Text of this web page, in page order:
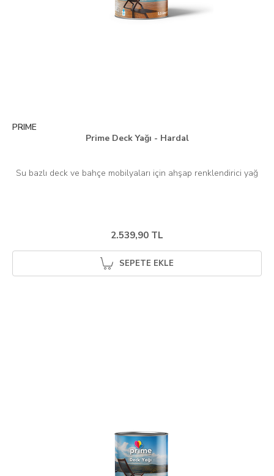
PRIME
Prime Deck Yağı - Hardal
Su bazlı deck ve bahçe mobilyaları için ahşap renklendirici yağ
2.539,90 TL
SEPETE EKLE